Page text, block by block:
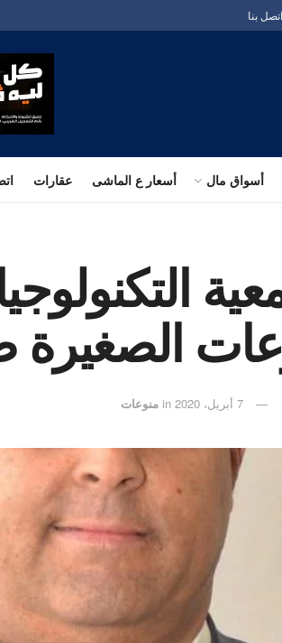
اتصل بنا
أسواق مال أسعار ع الماشى عقارات
الصغيرة
7 أبريل، 2020 in منوعات